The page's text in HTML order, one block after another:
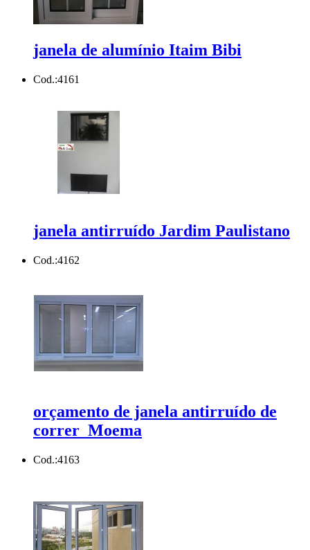
janela de alumínio Itaim Bibi
Cod.:4161
janela antirruído Jardim Paulistano
Cod.:4162
orçamento de janela antirruído de
correr Moema
Cod.:4163